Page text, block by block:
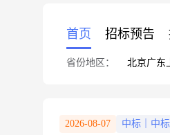
首页 招标预告
省份地区： 北京广东
2026-08-07 中标｜中